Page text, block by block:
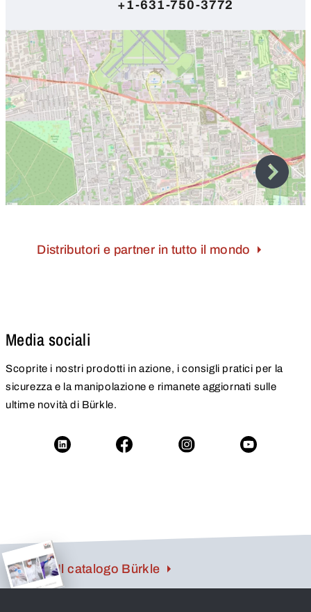
+1-631-750-3772
Distributori e partner in tutto il mondo
Media sociali
Scoprite i nostri prodotti in azione, i consigli pratici per la
sicurezza e la manipolazione e rimanete aggiornati sulle
ultime novità di Bürkle.
Il catalogo Bürkle